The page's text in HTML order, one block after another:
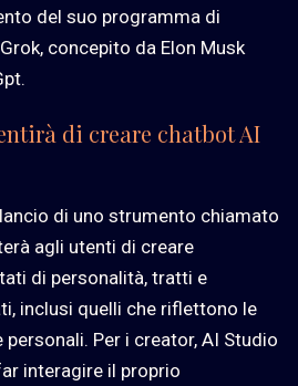
del suo programma di
concepito da Elon Musk
di creare chatbot AI
di uno strumento chiamato
agli utenti di creare
di personalità, tratti e
inclusi quelli che riflettono le
Per i creator, AI Studio
interagire il proprio